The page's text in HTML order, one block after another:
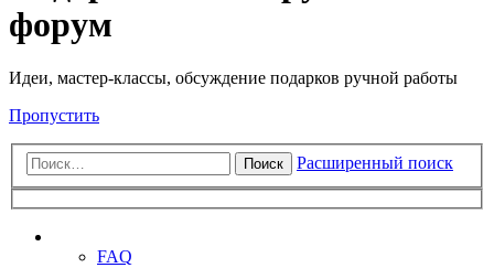
форум
Идеи, мастер-классы, обсуждение подарков ручной работы
Пропустить
Поиск Расширенный поиск
FAQ